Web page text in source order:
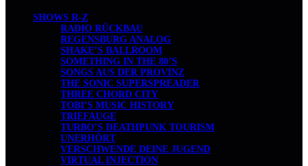
SHOWS R-Z
RADIO RÜCKBAU
REGENSBURG ANALOG
SHAKE’S BALLROOM
SOMETHING IN THE 80’S
SONGS AUS DER PROVINZ
THE SONIC SUPERSPREADER
THREE CHORD CITY
TOBI’S MUSIC HISTORY
TRIEFAUGE
TURBO’S DEATHPUNK TOURISM
UNERHÖRT
VERSCHWENDE DEINE JUGEND
VIRTUAL INJECTION